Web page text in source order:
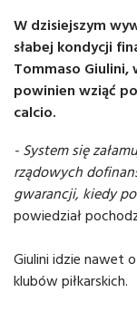
W dzisiejszym
słabej kondycji
Tommaso Giulini,
powinien wziąć
calcio.
- System się
rządowych
gwarancji, kiedy
powiedział
Giulini idzie nawet
klubów piłkarskich.